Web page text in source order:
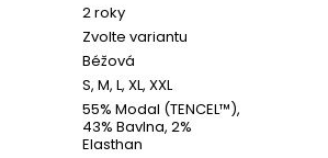
2 roky
Zvolte variantu
Béžová
S, M, L, XL, XXL
55% Modal (TENCEL™),
43% Bavlna, 2%
Elasthan